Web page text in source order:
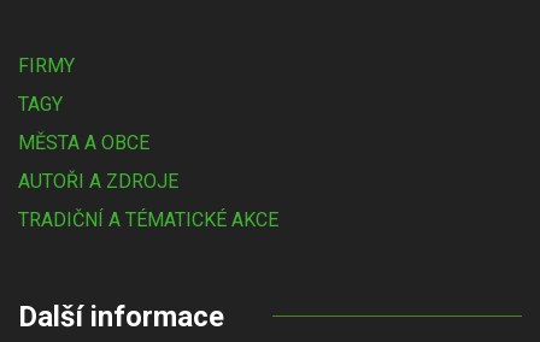
FIRMY
TAGY
MĚSTA A OBCE
AUTOŘI A ZDROJE
TRADIČNÍ A TÉMATICKÉ AKCE
Další informace